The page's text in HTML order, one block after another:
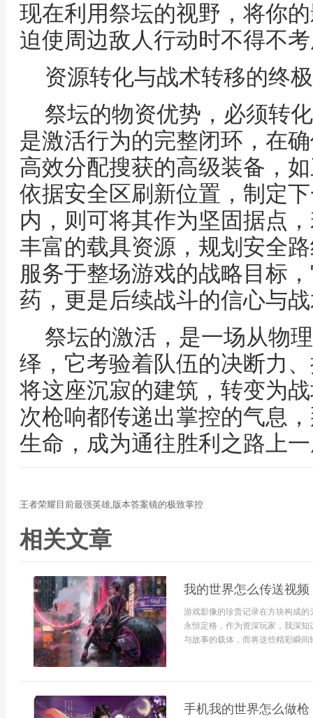
现在利用祭坛的视野，将你
迫使周边敌人行动时不得不
资源转化与战术转移的终
祭坛的物资优势，必须转
是激活行为的完整闭环，在
高效分配搜获的高级装备，
依据安全区刷新位置，制定
内，则可将其作为坚固据点
丰富的载具资源，规划安全
服务于整场游戏的战略目标
药，更是后续战斗的信心与
祭坛的激活，是一场从物
绎，它考验着队伍的决断力
将这座沉寂的建筑，转变为
次枪响都传递出掌控的气息
生命，成为通往胜利之路上
王者荣耀目前最强英雄,版本答案镜的极致掌控
相关文章
我的世界怎么传送视
游戏影像的珍贵记录在方块构成
永恒定格，作为资深玩家，我深
与故事的载体，而将这些精彩瞬
手机我的世界怎么做